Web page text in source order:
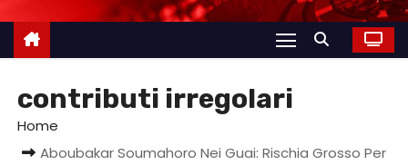
contributi irregolari
Home
Aboubakar Soumahoro Nei Guai: Rischia Grosso Per